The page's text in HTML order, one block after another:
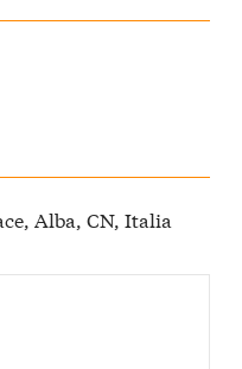
Alba, CN, Italia